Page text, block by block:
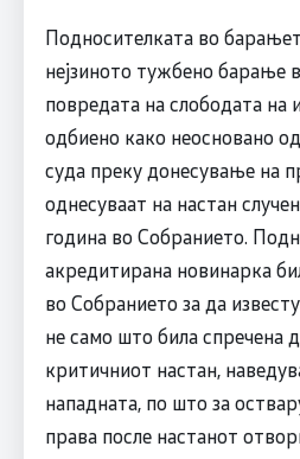
Подносителката во
нејзиното тужбено барање
повредата на слободата на
одбиено како неосновано
суда преку донесување на
однесуваат на настан
година во Собранието.
акредитирана новинарка
во Собранието за да
не само што била спречена
критичниот настан,
нападната, по што за
права после настанот